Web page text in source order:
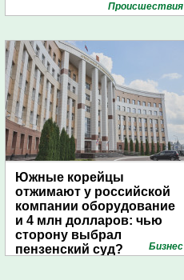
Проиcшествия
Южные корейцы
отжимают у российской
компании оборудование
и 4 млн долларов: чью
сторону выбрал
пензенский суд?
Бизнес